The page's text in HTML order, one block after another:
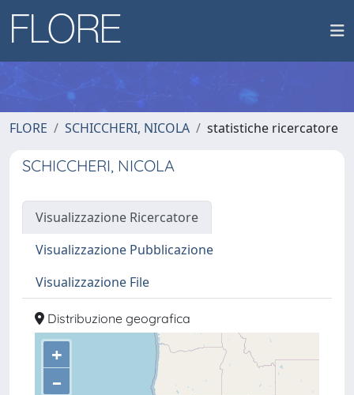
FLORE SCHICCHERI, NICOLA statistiche ricercatore
SCHICCHERI, NICOLA
Visualizzazione Ricercatore
Visualizzazione Pubblicazione
Visualizzazione File
Distribuzione geografica
+
–